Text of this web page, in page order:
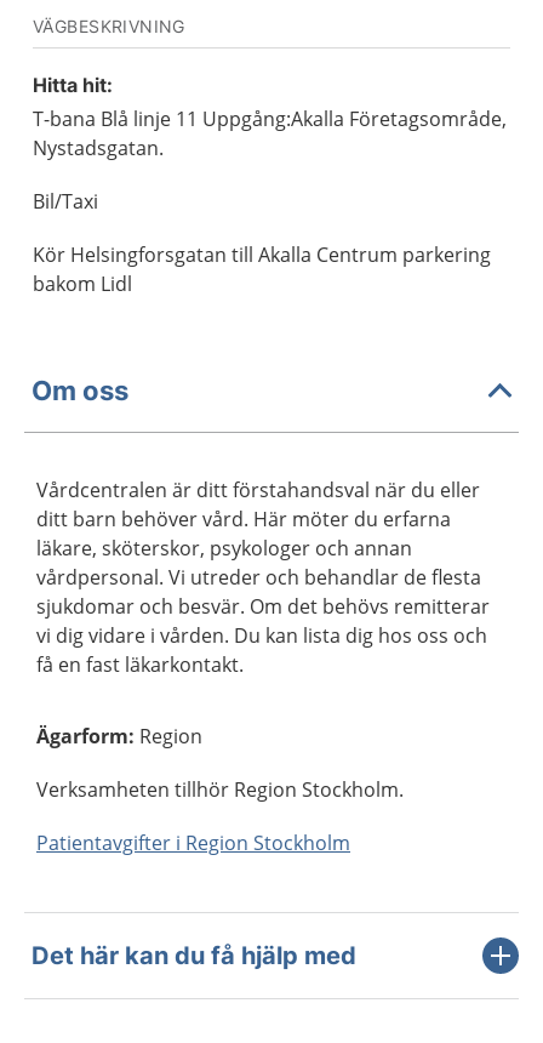
VÄGBESKRIVNING
Hitta hit:
T-bana Blå linje 11 Uppgång:Akalla Företagsområde,
Nystadsgatan.
Bil/Taxi
Kör Helsingforsgatan till Akalla Centrum parkering
bakom Lidl
Om oss
Vårdcentralen är ditt förstahandsval när du eller
ditt barn behöver vård. Här möter du erfarna
läkare, sköterskor, psykologer och annan
vårdpersonal. Vi utreder och behandlar de flesta
sjukdomar och besvär. Om det behövs remitterar
vi dig vidare i vården. Du kan lista dig hos oss och
få en fast läkarkontakt.
Ägarform: Region
Verksamheten tillhör Region Stockholm.
Patientavgifter i Region Stockholm
Det här kan du få hjälp med